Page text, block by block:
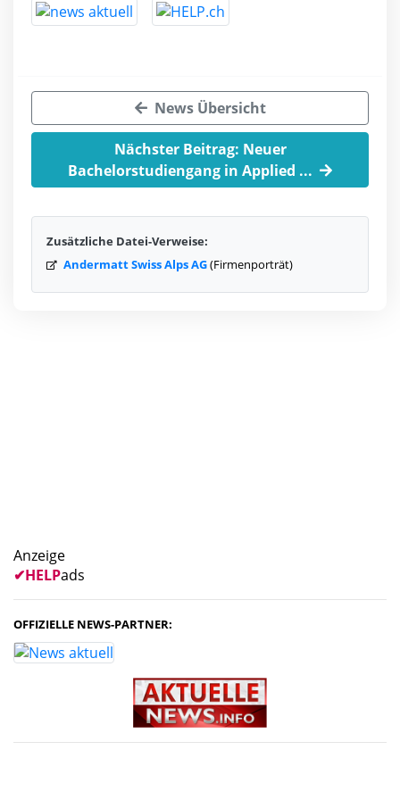
News Übersicht
Nächster Beitrag: Neuer
Bachelorstudiengang in Applied ...
Zusätzliche Datei-Verweise:
Andermatt Swiss Alps AG(Firmenporträt)
Anzeige
✔HELPads
OFFIZIELLE NEWS-PARTNER: